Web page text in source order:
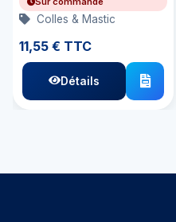
Colles & Mastic
11,55 € TTC
Détails